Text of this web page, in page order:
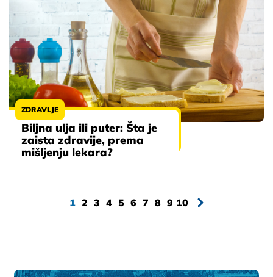
ZDRAVLJE
Biljna ulja ili puter: Šta je
zaista zdravije, prema
mišljenju lekara?
1 2 3 4 5 6 7 8 9 10